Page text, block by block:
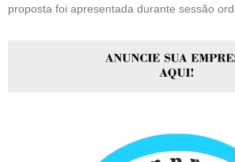
proposta foi apresentada durante sessão